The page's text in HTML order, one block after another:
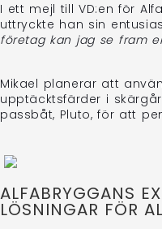
I ett mejl till VD:en för
uttryckte han sin
företag kan jag se fram
Mikael planerar att
upptäcktsfärder i
passbåt, Pluto, för att
ALFABRYGGANS
LÖSNINGAR FÖR